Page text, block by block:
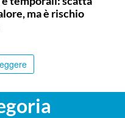
ma è rischio